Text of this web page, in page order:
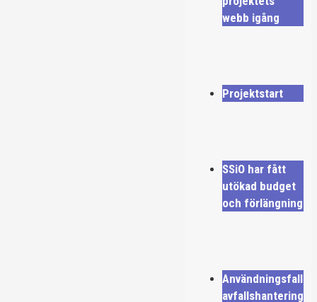
webb igång
Projektstart
SSiO har fått
utökad budget
och förlängning
Användningsfall
avfallshantering